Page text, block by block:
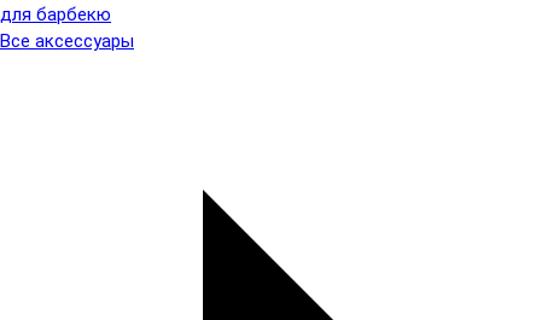
для барбекю
Все аксессуары